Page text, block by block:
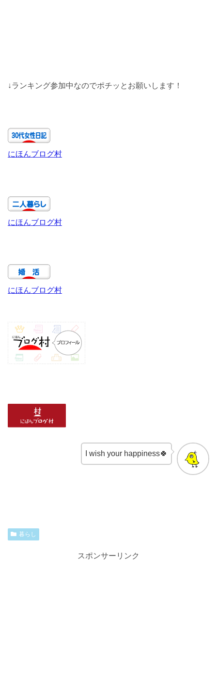
↓ランキング参加中なのでポチッとお願いします！
にほんブログ村
にほんブログ村
にほんブログ村
I wish your happiness🍀
暮らし
スポンサーリンク